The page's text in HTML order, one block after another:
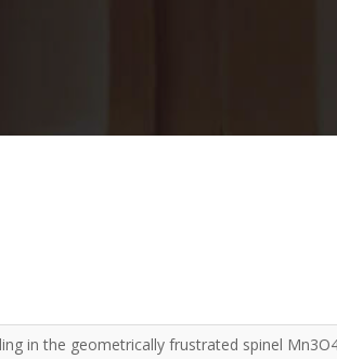
in the geometrically frustrated spinel